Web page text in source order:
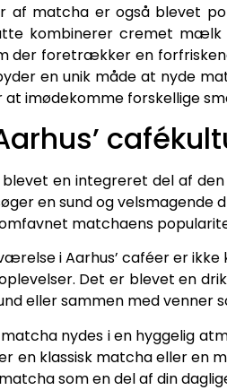
af matcha er også blevet
kombinerer cremet
der foretrækker en
en unik måde at nyde
imødekomme forskellige
en integreret del af
en sund og
matchaens
i Aarhus’ caféer er
Det er blevet en
eller sammen med venner
matcha nydes i en hyggelig
en klassisk matcha eller en
som en del af din